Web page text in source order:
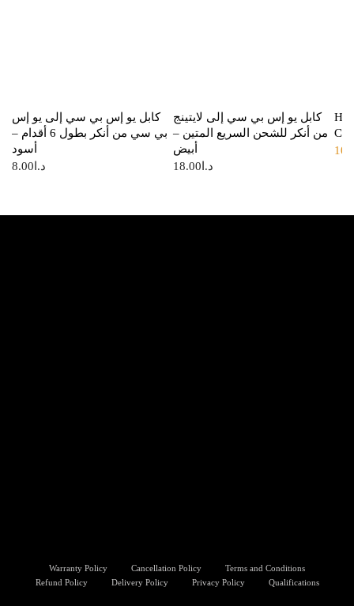
كابل يو إس بي سي إلى يو إس
بي سي من أنكر بطول 6 أقدام –
أسود
د.ا 8.00
كابل يو إس بي سي إلى لايتينج
من أنكر للشحن السريع المتين –
أبيض
د.ا 18.00
Warranty Policy Cancellation Policy
Terms and Conditions
Refund Policy
Delivery Policy Privacy Policy Qualifications